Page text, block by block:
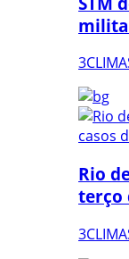
Rio
terço